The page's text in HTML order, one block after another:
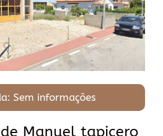
Sem informações
Manuel tapicero